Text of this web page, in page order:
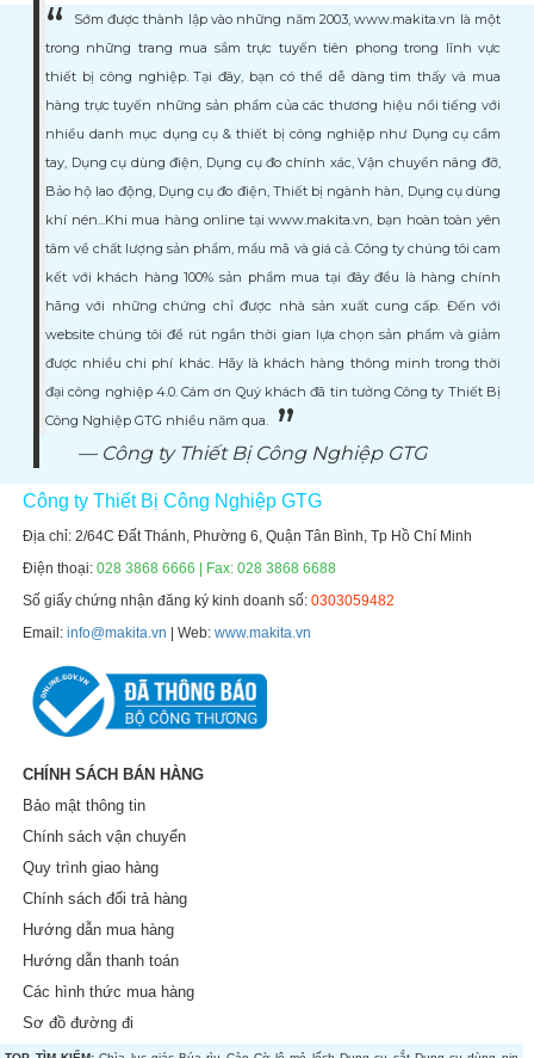
Sớm được thành lập vào những năm 2003, www.makita.vn là một
trong những trang mua sắm trực tuyến tiên phong trong lĩnh vực
thiết bị công nghiệp. Tại đây, bạn có thể dễ dàng tìm thấy và mua
hàng trực tuyến những sản phẩm của các thương hiệu nổi tiếng với
nhiều danh mục dụng cụ & thiết bị công nghiệp như Dụng cụ cầm
tay, Dụng cụ dùng điện, Dụng cụ đo chính xác, Vận chuyển nâng đỡ,
Bảo hộ lao động, Dụng cụ đo điện, Thiết bị ngành hàn, Dụng cụ dùng
khí nén...Khi mua hàng online tại www.makita.vn, bạn hoàn toàn yên
tâm về chất lượng sản phẩm, mẩu mã và giá cả. Công ty chúng tôi cam
kết với khách hàng 100% sản phẩm mua tại đây đều là hàng chính
hãng với những chứng chỉ được nhà sản xuất cung cấp. Đến với
website chúng tôi để rút ngắn thời gian lựa chọn sản phẩm và giảm
được nhiều chi phí khác. Hãy là khách hàng thông minh trong thời
đại công nghiệp 4.0. Cám ơn Quý khách đã tin tưởng Công ty Thiết Bị
Công Nghiệp GTG nhiều năm qua.
Công ty Thiết Bị Công Nghiệp GTG
Công ty Thiết Bị Công Nghiệp GTG
Địa chỉ: 2/64C Đất Thánh, Phường 6, Quận Tân Bình, Tp Hồ Chí Minh
Điện thoại:028 3868 6666 | Fax: 028 3868 6688
Số giấy chứng nhận đăng ký kinh doanh số:0303059482
Email:info@makita.vn | Web:www.makita.vn
CHÍNH SÁCH BÁN HÀNG
Bảo mật thông tin
Chính sách vận chuyển
Quy trình giao hàng
Chính sách đổi trả hàng
Hướng dẫn mua hàng
Hướng dẫn thanh toán
Các hình thức mua hàng
Sơ đồ đường đi